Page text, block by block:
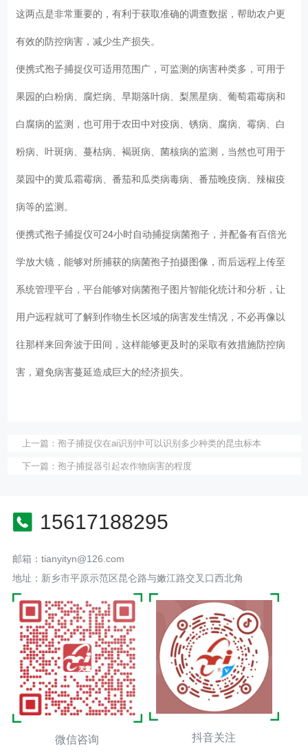
这两点是非常重要的，有利于获取准确的调查数据，帮助农户更
有效的防控病害，减少生产损失。
便携式孢子捕捉仪可适用范围广，可监测的病害种类多，可用于
果园的白粉病、腐烂病、早期落叶病、梨黑星病、葡萄霜霉病和
白腐病的监测，也可用于农田中对疫病、锈病、腐病、霉病、白
粉病、叶斑病、蔓枯病、褐斑病、菌核病的监测，当然也可用于
菜园中的黄瓜霜霉病、番茄和瓜类病毒病、番茄晚疫病、辣椒疫
病等的监测。
便携式孢子捕捉仪可24小时自动捕捉病菌孢子，并配备有百倍光
学放大镜，能够对所捕获的病菌孢子拍摄图像，而后远程上传至
系统管理平台，平台能够对病菌孢子图片智能化统计和分析，让
用户远程就可了解到作物生长区域的病害发生情况，不必再像以
往那样来回奔波于田间，这样能够更及时的采取有效措施防控病
害，避免病害蔓延造成巨大的经济损失。
上一篇： 孢子捕捉仪在ai识别中可以识别多少种类的昆虫标本
下一篇： 孢子捕捉器引起农作物病害的程度
15617188295
邮箱：tianyityn@126.com
地址：新乡市平原示范区昆仑路与嫩江路交叉口西北角
微信咨询 抖音关注